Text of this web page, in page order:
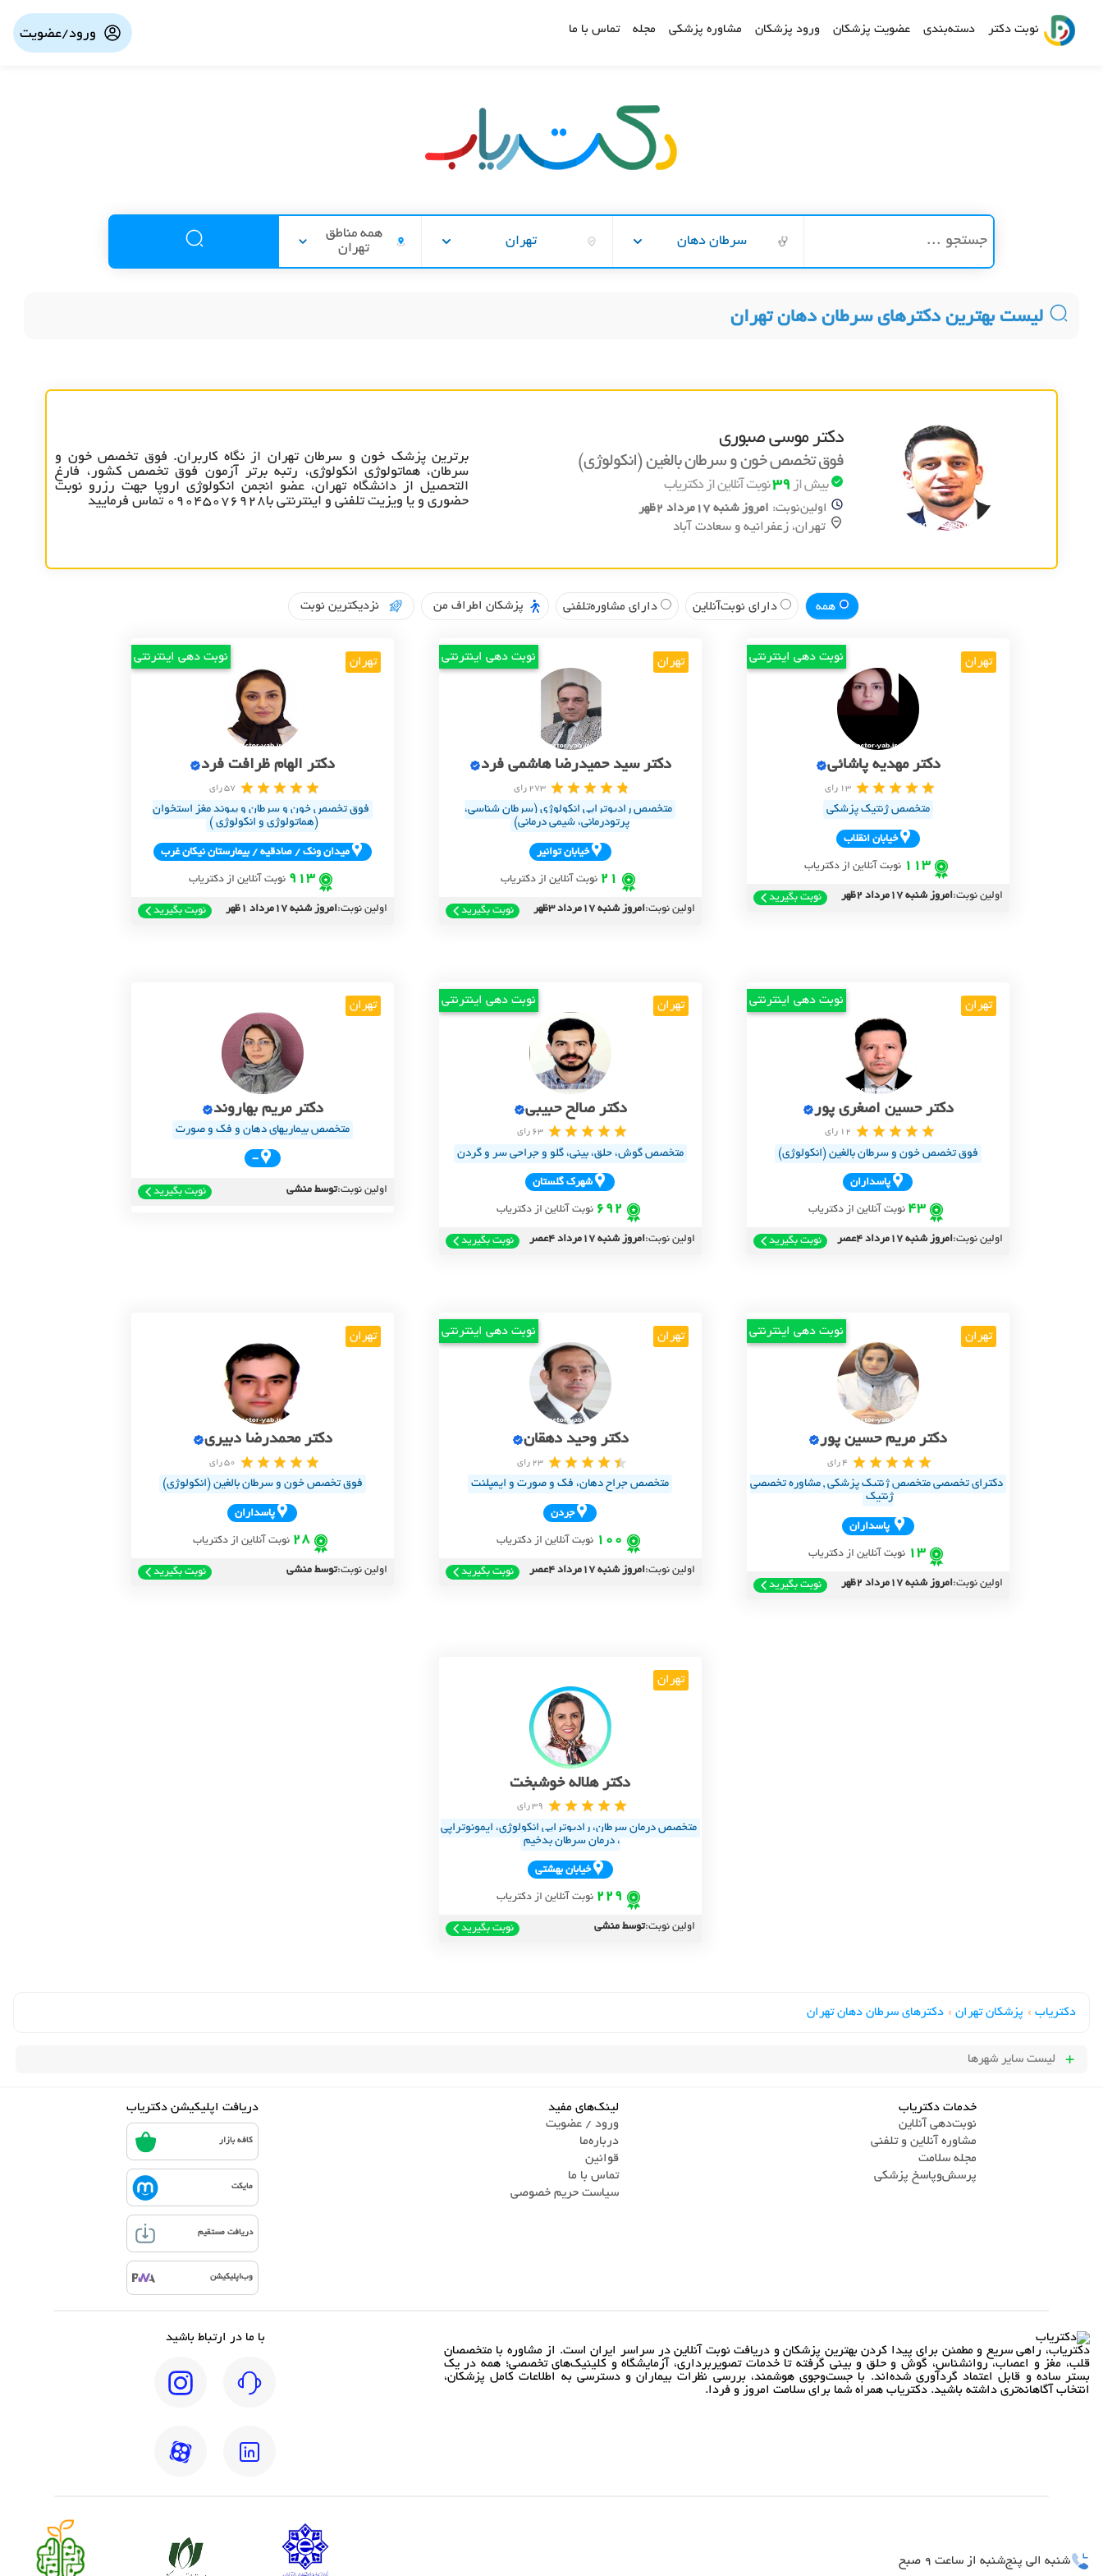
نوبت دکتر دسته‌بندی عضویت پزشکان ورود پزشکان مشاوره پزشکی مجله تماس با ما ورود/عضویت
سرطان دهان تهران
همه مناطق
تهران
لیست بهترین دکترهای سرطان دهان تهران
دکتر موسی صبوری
فوق تخصص خون و سرطان بالغين (انکولوژي)
بیش از 39نوبت آنلاین از دکتریاب
اولین‌نوبت: امروز شنبه 17مرداد 2ظهر
تهران، زعفرانيه و سعادت آباد
برترین پزشک خون و سرطان تهران از نگاه کاربران. فوق تخصص خون و
سرطان، هماتولوژی انکولوژی، رتبه برتر آزمون فوق تخصص کشور، فارغ
التحصیل از دانشگاه تهران، عضو انجمن انکولوژی اروپا جهت رزرو نوبت
حضوری و یا ویزیت تلفنی و اینترنتی با09045076928 تماس فرمایید
همه دارای نوبت‌آنلاین دارای مشاوره‌تلفنی پزشکان اطراف من نزدیکترین نوبت
تهران نوبت دهی اینترنتی
دکتر مهدیه پاشائی
13 رای
متخصص ژنتیک پزشکی
خيابان انقلاب
113 نوبت آنلاین از دکتریاب
اولین نوبت:امروز شنبه 17مرداد 2ظهر نوبت بگیرید
تهران نوبت دهی اینترنتی
دکتر سید حمیدرضا هاشمی فرد
273 رای
متخصص رادیوتراپی انکولوژی (سرطان شناسی،
پرتودرمانی، شیمی درمانی)
خيابان توانير
21 نوبت آنلاین از دکتریاب
اولین نوبت:امروز شنبه 17مرداد 3ظهر نوبت بگیرید
تهران نوبت دهی اینترنتی
دکتر الهام ظرافت فرد
57 رای
فوق تخصص خون و سرطان و پیوند مغز استخوان
(هماتولوژی و انکولوژی )
ميدان ونک / صادقيه / بيمارستان نيکان غرب
913 نوبت آنلاین از دکتریاب
اولین نوبت:امروز شنبه 17مرداد 1ظهر نوبت بگیرید
تهران نوبت دهی اینترنتی
دکتر حسین اصغری پور
12 رای
فوق تخصص خون و سرطان بالغین (انکولوژی)
پاسداران
43 نوبت آنلاین از دکتریاب
اولین نوبت:امروز شنبه 17مرداد 4عصر نوبت بگیرید
تهران نوبت دهی اینترنتی
دکتر صالح حبیبی
63 رای
متخصص گوش، حلق، بینی، گلو و جراحی سر و گردن
شهرک گلستان
692 نوبت آنلاین از دکتریاب
اولین نوبت:امروز شنبه 17مرداد 4عصر نوبت بگیرید
تهران
دکتر مریم بهاروند
متخصص بیماریهای دهان و فک و صورت
-
اولین نوبت:توسط منشی نوبت بگیرید
تهران نوبت دهی اینترنتی
دکتر مریم حسین پور
4 رای
دکترای تخصصی متخصص ژنتیک پزشکی , مشاوره تخصصی
ژنتیک
پاسداران
13 نوبت آنلاین از دکتریاب
اولین نوبت:امروز شنبه 17مرداد 2ظهر نوبت بگیرید
تهران نوبت دهی اینترنتی
دکتر وحید دهقان
23 رای
متخصص جراح دهان، فک و صورت و ایمپلنت
جردن
100 نوبت آنلاین از دکتریاب
اولین نوبت:امروز شنبه 17مرداد 4عصر نوبت بگیرید
تهران
دکتر محمدرضا دبیری
50 رای
فوق تخصص خون و سرطان بالغین (انکولوژی)
پاسداران
28 نوبت آنلاین از دکتریاب
اولین نوبت:توسط منشی نوبت بگیرید
تهران
دکتر هلاله خوشبخت
39 رای
متخصص درمان سرطان، رادیوتراپی انکولوژی، ایمونوتراپی
، درمان سرطان بدخیم
خيابان بهشتي
229 نوبت آنلاین از دکتریاب
اولین نوبت:توسط منشی نوبت بگیرید
دکتریاب › پزشکان تهران › دکترهای سرطان دهان تهران
لیست سایر شهرها
خدمات دکتریاب
نوبت‌دهی آنلاین
مشاوره آنلاین و تلفنی
مجله سلامت
پرسش‌و‌پاسخ پزشکی
لینک‌های مفید
ورود / عضویت
درباره‌ما
قوانین
تماس ‌با ما
سیاست حریم خصوصی
دریافت اپلیکیشن دکتریاب
کافه بازار
مایکت
دریافت مستقیم
وب‌اپلیکیشن
دکتریاب، راهی سریع و مطمئن برای پیدا کردن بهترین پزشکان و دریافت نوبت آنلاین در سراسر ایران است. از مشاوره با متخصصان
قلب، مغز و اعصاب، روانشناس، گوش و حلق و بینی گرفته تا خدمات تصویربرداری، آزمایشگاه و کلینیک‌های تخصصی؛ همه در یک
بستر ساده و قابل اعتماد گردآوری شده‌اند. با جست‌وجوی هوشمند، بررسی نظرات بیماران و دسترسی به اطلاعات کامل پزشکان،
انتخاب آگاهانه‌تری داشته باشید. دکتریاب همراه شما برای سلامت امروز و فردا.
با ما در ارتباط باشید
شنبه الی پنج‌شنبه از ساعت 9 صبح